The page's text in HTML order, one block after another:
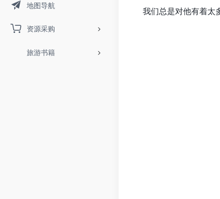
地图导航
资源采购
旅游书籍
我们总是对他有着太